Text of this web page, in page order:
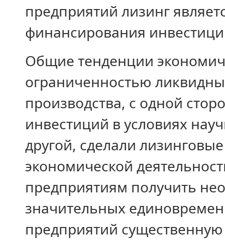
предприятий лизинг
финансирования
Общие тенденции
ограниченностью
производства, с одной
инвестиций в условиях
другой, сделали
экономической
предприятиям получить
значительных
предприятий